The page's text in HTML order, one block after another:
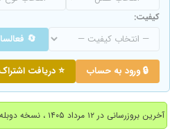
کیفیت:
🔄
🔒 ورود به حساب ⭐ دریافت